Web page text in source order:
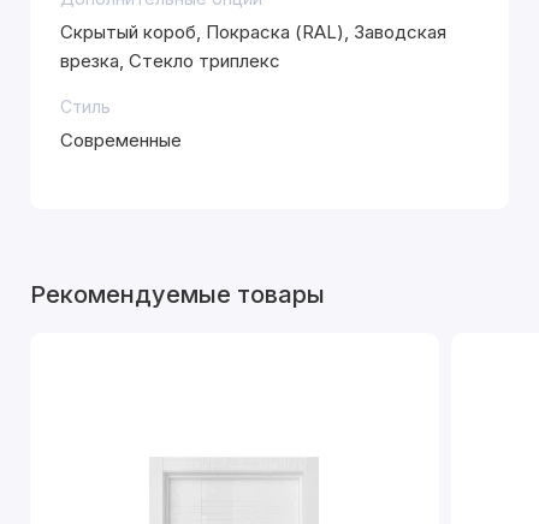
Скрытый короб, Покраска (RAL), Заводская
врезка, Стекло триплекс
Стиль
Современные
Рекомендуемые товары